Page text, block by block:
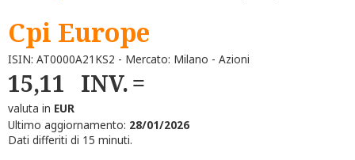
Cpi Europe
ISIN: AT0000A21KS2 - Mercato: Milano - Azioni
15,11 INV.
valuta in EUR
Ultimo aggiornamento: 28/01/2026
Dati differiti di 15 minuti.